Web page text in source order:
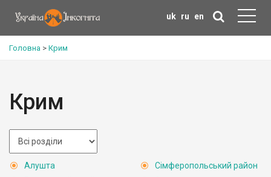
uk ru en
Головна > Крим
Крим
Алушта
Сімферопольський район